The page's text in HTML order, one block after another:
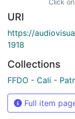
URI
https://
1918
Collections
FFDO - Cali -
Full item